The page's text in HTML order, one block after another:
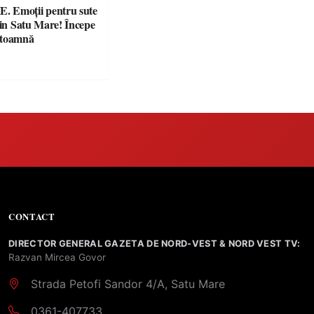
Emoții pentru sute
Satu Mare! Începe
CONTACT
DIRECTOR GENERAL GAZETA DE NORD-VEST & NORD VEST TV:
Razvan Mircea Govor
Strada Petofi Sandor 4/A, Satu Mare
0361-407733